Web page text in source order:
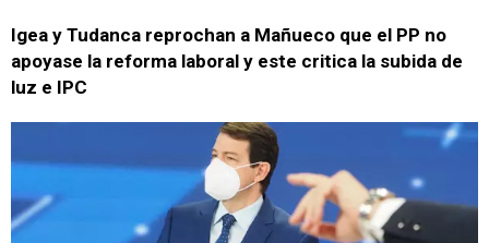
Igea y Tudanca reprochan a Mañueco que el PP no
apoyase la reforma laboral y este critica la subida de
luz e IPC